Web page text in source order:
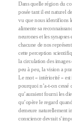
Dans quelle région du
posée tant il est naturel
vu que nous identifions
alimente sa
neurones et les
chacune de nos
cette perception
la circulation des images
peu à peu, la vision a
Le mot « intériorité »
pourquoi n’a-t-on cessé
qu’auraient fourni les
qu’opère le regard
demeure naturellement
conscience devrait